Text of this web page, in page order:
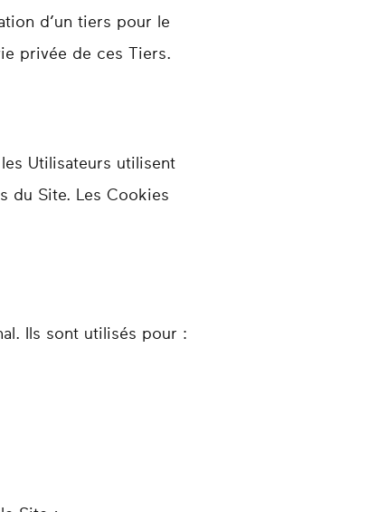
d’un tiers pour le
privée de ces Tiers.
Utilisateurs utilisent
du Site. Les Cookies
Ils sont utilisés pour :